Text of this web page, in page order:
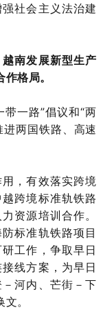
社会主义法治建
南发展新型生产
格局。
一路”倡议和“两
两国铁路、高速
，有效落实跨境
跨境标准轨铁路
资源培训合作。
标准轨铁路项目
工作，争取早日
线方案，为早日
河内、芒街－下
。